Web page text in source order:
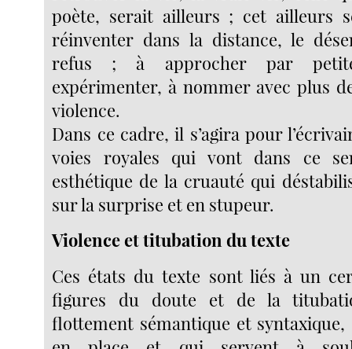
poète, serait ailleurs ; cet ailleurs
réinventer dans la distance, le
refus ; à approcher par
expérimenter, à nommer avec plus
violence.
Dans ce cadre, il s’agira pour
voies royales qui vont dans ce
esthétique de la cruauté qui
sur la surprise et en stupeur.
Violence et titubation du texte
Ces états du texte sont liés à un
figures du doute et de la
flottement sémantique et